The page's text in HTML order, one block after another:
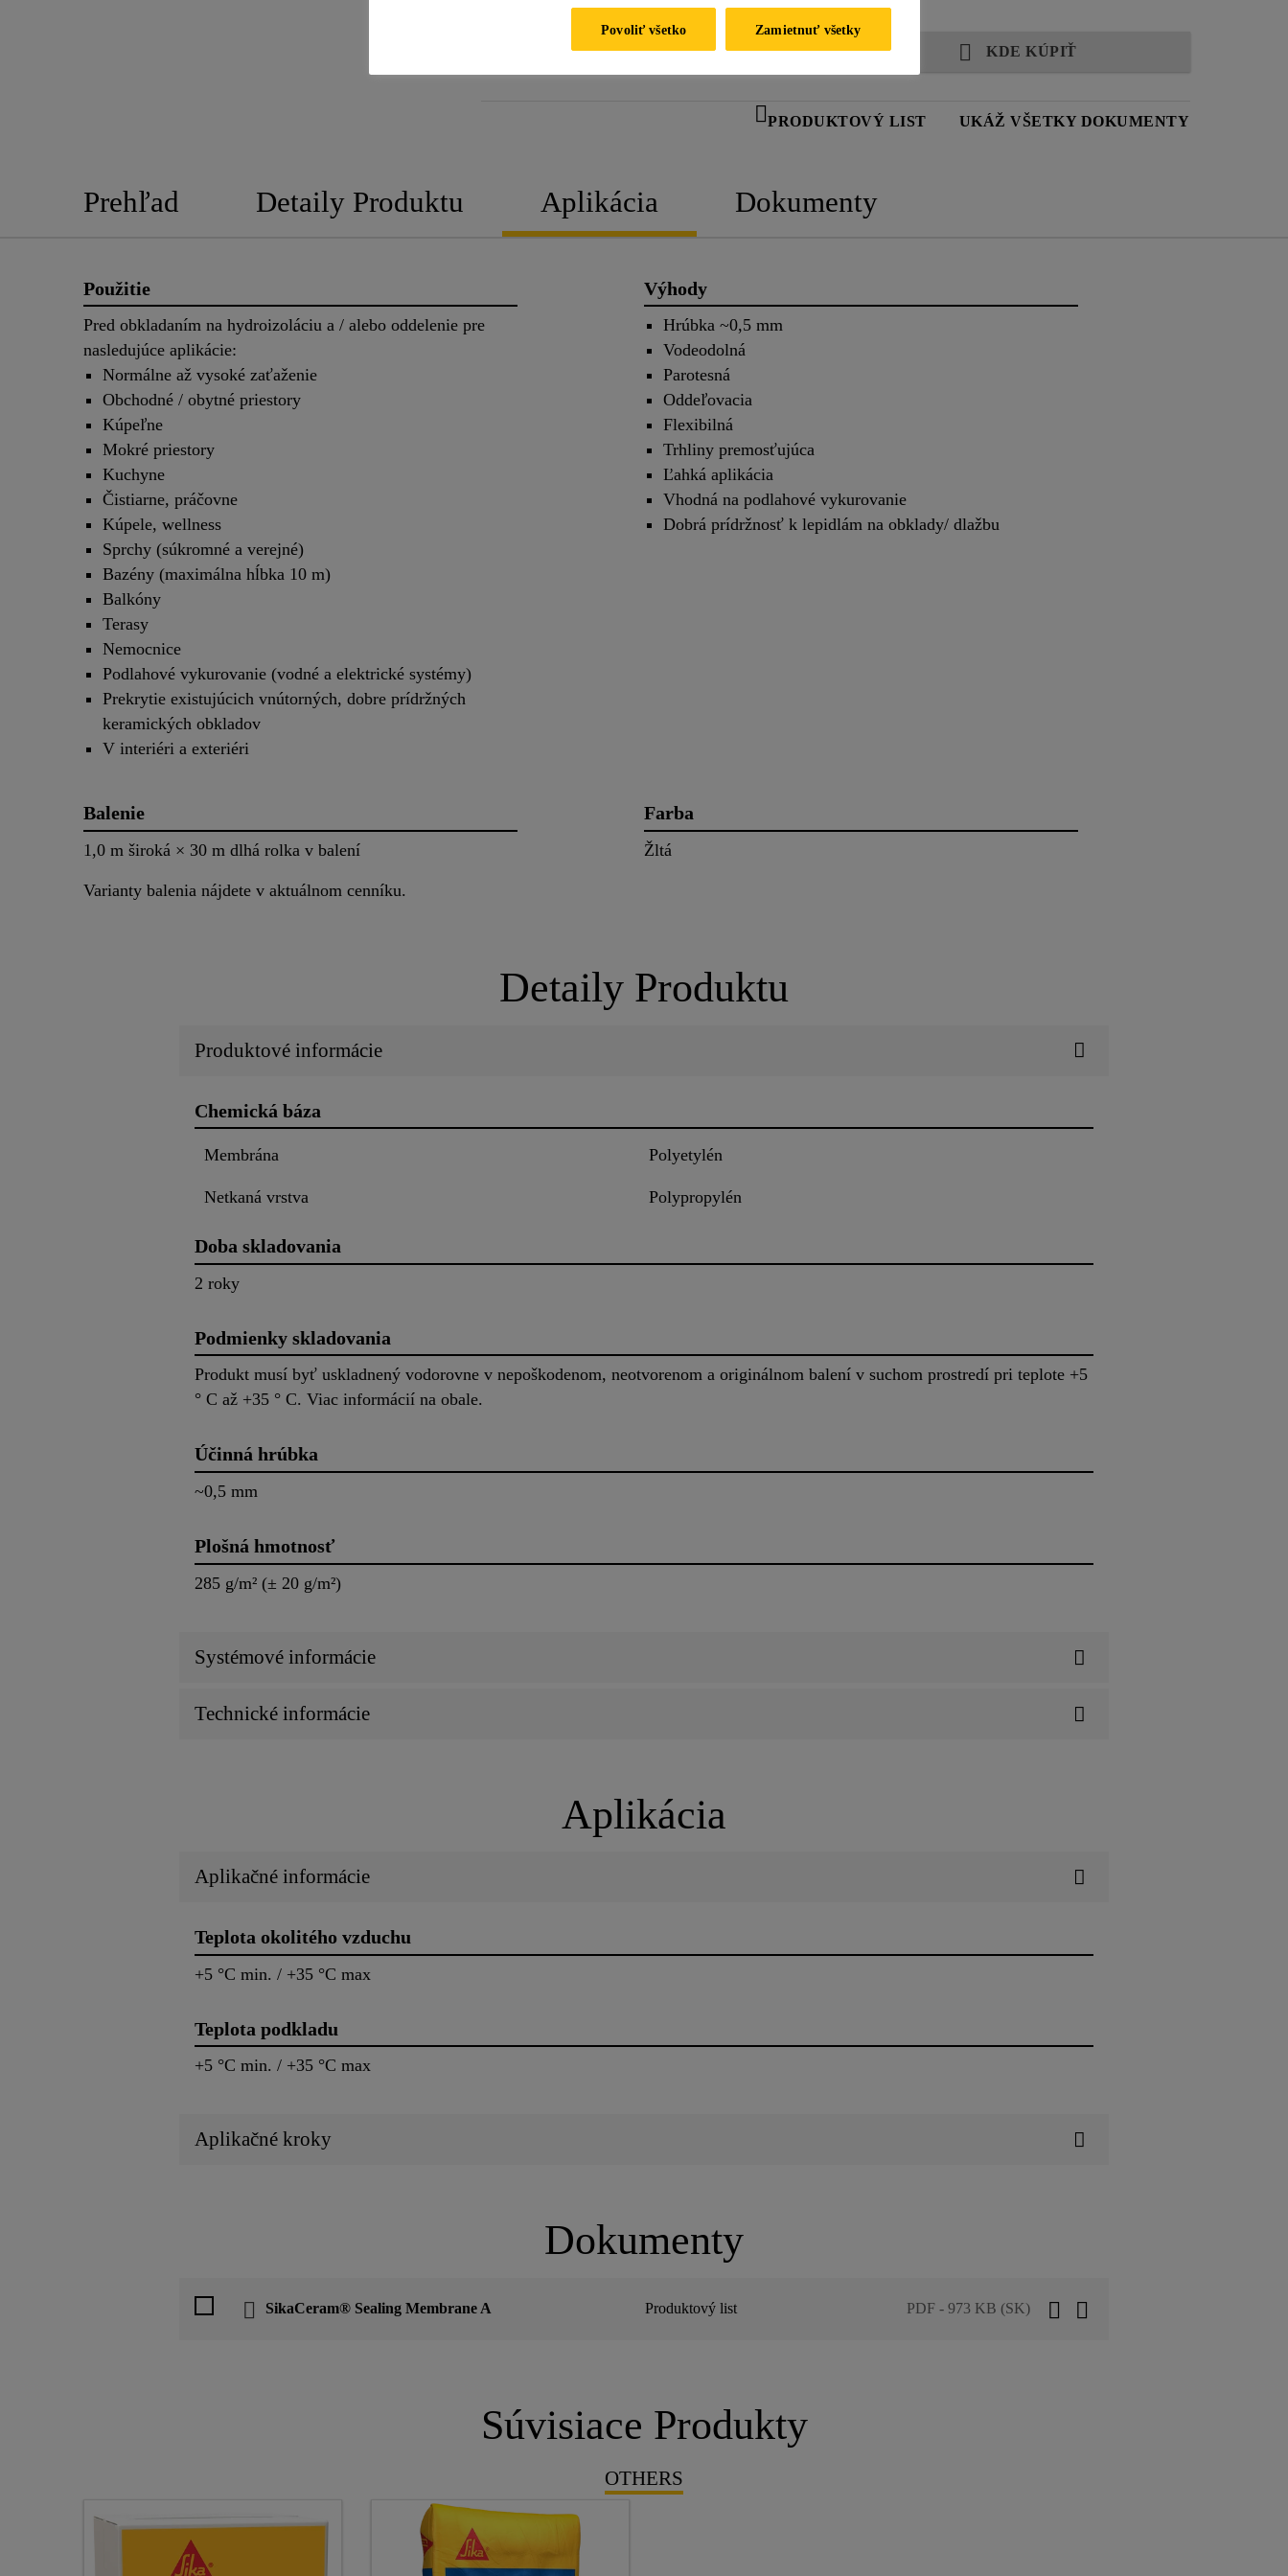
KONTAKTUJTE NÁS KDE KÚPIŤ
PRODUKTOVÝ LIST UKÁŽ VŠETKY DOKUMENTY
Prehľad Detaily Produktu Aplikácia Dokumenty
Použitie
Pred obkladaním na hydroizoláciu a / alebo oddelenie pre
nasledujúce aplikácie:
Normálne až vysoké zaťaženie
Obchodné / obytné priestory
Kúpeľne
Mokré priestory
Kuchyne
Čistiarne, práčovne
Kúpele, wellness
Sprchy (súkromné a verejné)
Bazény (maximálna hĺbka 10 m)
Balkóny
Terasy
Nemocnice
Podlahové vykurovanie (vodné a elektrické systémy)
Prekrytie existujúcich vnútorných, dobre prídržných
keramických obkladov
V interiéri a exteriéri
Výhody
Hrúbka ~0,5 mm
Vodeodolná
Parotesná
Oddeľovacia
Flexibilná
Trhliny premosťujúca
Ľahká aplikácia
Vhodná na podlahové vykurovanie
Dobrá prídržnosť k lepidlám na obklady/ dlažbu
Balenie
1,0 m široká × 30 m dlhá rolka v balení
Varianty balenia nájdete v aktuálnom cenníku.
Farba
Žltá
Detaily Produktu
Produktové informácie
Chemická báza
Membrána Polyetylén
Netkaná vrstva Polypropylén
Doba skladovania
2 roky
Podmienky skladovania
Produkt musí byť uskladnený vodorovne v nepoškodenom, neotvorenom a originálnom balení v suchom prostredí pri teplote +5
° C až +35 ° C. Viac informácií na obale.
Účinná hrúbka
~0,5 mm
Plošná hmotnosť
285 g/m² (± 20 g/m²)
Systémové informácie
Technické informácie
Aplikácia
Aplikačné informácie
Teplota okolitého vzduchu
+5 °C min. / +35 °C max
Teplota podkladu
+5 °C min. / +35 °C max
Aplikačné kroky
Dokumenty
SikaCeram® Sealing Membrane A Produktový list PDF - 973 KB (SK)
Súvisiace Produkty
OTHERS
Zamietnuť všetky
Povoliť všetko